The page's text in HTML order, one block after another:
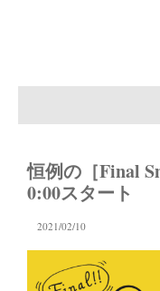
恒例の［Final
0:00スタート
2021/02/10